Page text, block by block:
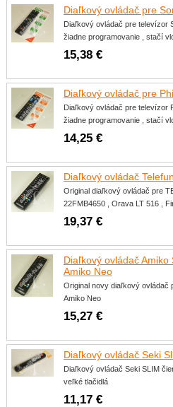
Diaľkový ovládač pre
Diaľkový ovládač pre televízor
žiadne programovanie , stačí
15,38 €
Diaľkový ovládač pre
Diaľkový ovládač pre televízor
žiadne programovanie , stačí
14,25 €
Diaľkový ovládač
Original diaľkový ovládač pre
22FMB4650 , Orava LT 516 ,
19,37 €
Diaľkový ovládač Amiko
Amiko Neo
Original novy diaľkový ovládač
Amiko Neo
15,27 €
Diaľkový ovládač Seki
Diaľkový ovládač Seki SLIM
veľké tlačidlá
11,17 €